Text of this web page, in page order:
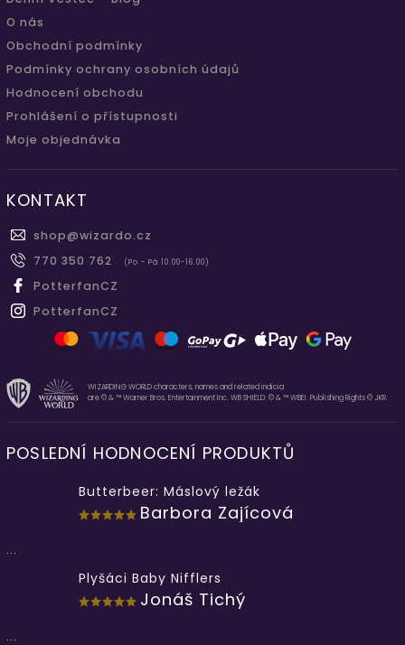
O nás
Obchodní podmínky
Podmínky ochrany osobních údajů
Hodnocení obchodu
Prohlášení o přístupnosti
Moje objednávka
KONTAKT
shop@wizardo.cz
770 350 762
(Po - Pá 10.00-16.00)
PotterfanCZ
PotterfanCZ
WIZARDING WORLD characters, names and related indicia
are © & ™ Warner Bros. Entertainment Inc. WB SHIELD: © & ™ WBEI. Publishing Rights © JKR.
POSLEDNÍ HODNOCENÍ PRODUKTŮ
Butterbeer: Máslový ležák
Barbora Zajícová
...
Plyšáci Baby Nifflers
Jonáš Tichý
...